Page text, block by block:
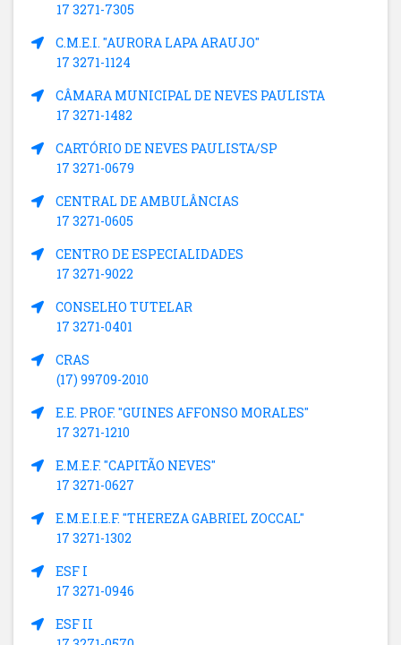
17 3271-7305
C.M.E.I. "AURORA LAPA ARAUJO"
17 3271-1124
CÂMARA MUNICIPAL DE NEVES PAULISTA
17 3271-1482
CARTÓRIO DE NEVES PAULISTA/SP
17 3271-0679
CENTRAL DE AMBULÂNCIAS
17 3271-0605
CENTRO DE ESPECIALIDADES
17 3271-9022
CONSELHO TUTELAR
17 3271-0401
CRAS
(17) 99709-2010
E.E. PROF. "GUINES AFFONSO MORALES"
17 3271-1210
E.M.E.F. "CAPITÃO NEVES"
17 3271-0627
E.M.E.I.E.F. "THEREZA GABRIEL ZOCCAL"
17 3271-1302
ESF I
17 3271-0946
ESF II